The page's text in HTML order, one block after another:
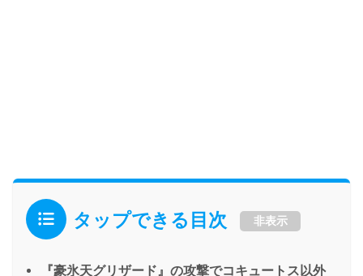
タップできる目次 非表示
『豪氷天グリザード』の攻撃でコキュートス以外